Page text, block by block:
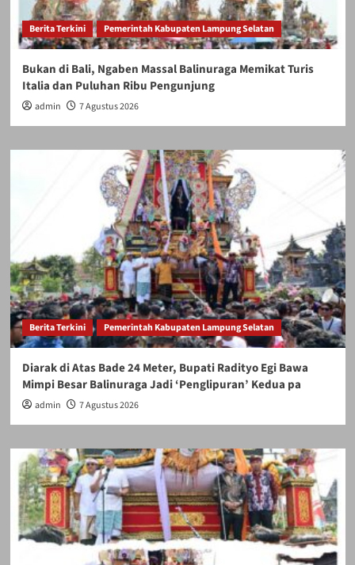
Berita Terkini Pemerintah Kabupaten Lampung Selatan
Bukan di Bali, Ngaben Massal Balinuraga Memikat Turis
Italia dan Puluhan Ribu Pengunjung
admin 7 Agustus 2026
Berita Terkini Pemerintah Kabupaten Lampung Selatan
Diarak di Atas Bade 24 Meter, Bupati Radityo Egi Bawa
Mimpi Besar Balinuraga Jadi ‘Penglipuran’ Kedua pa
admin 7 Agustus 2026